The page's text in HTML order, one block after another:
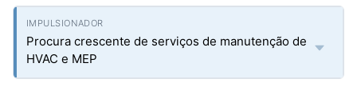
Procura crescente de serviços de manutenção de
HVAC e MEP